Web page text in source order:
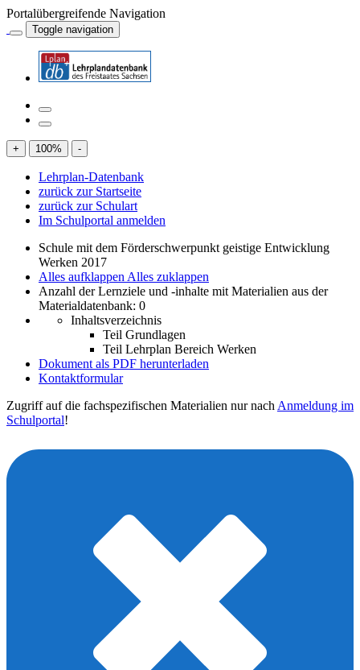
Portalübergreifende Navigation
Toggle navigation
+ 100% -
Lehrplan-Datenbank
zurück zur Startseite
zurück zur Schulart
Im Schulportal anmelden
Schule mit dem Förderschwerpunkt geistige Entwicklung
Werken 2017
Alles aufklappen Alles zuklappen
Anzahl der Lernziele und -inhalte mit Materialien aus der
Materialdatenbank: 0
Inhaltsverzeichnis
Teil Grundlagen
Teil Lehrplan Bereich Werken
Dokument als PDF herunterladen
Kontaktformular
Zugriff auf die fachspezifischen Materialien nur nach Anmeldung im
Schulportal!